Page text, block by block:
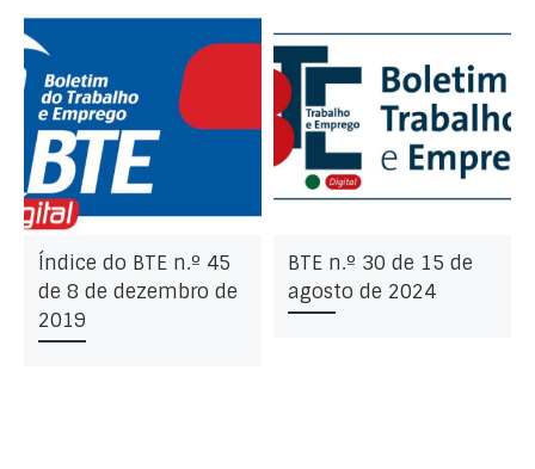
Índice do BTE n.º 45
de 8 de dezembro de
2019
BTE n.º 30 de 15 de
agosto de 2024